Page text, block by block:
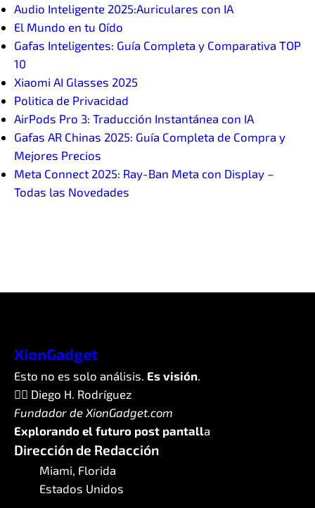
Audio Inteligente 2025:Auriculares con IA
El Mundo en tu Oído
Gafas Inteligentes: Guía Completa y Comparativa TOP
10
Xiaomi AI Glasses 2025
Politica de Privacidad
AirPods Pro 3: Traducción Instantánea con IA
Gafas AR Chinas 2025: Guía Completa de Compra y
Mejores Precios
Meta Connect 2025: Ray-Ban Meta con Display –
Todas las Novedades
XionGadget
Esto no es solo análisis. Es visión.
✍🏼 Diego H. Rodríguez
Fundador de XionGadget.com
Explorando el futuro post pantalla
Dirección de Redacción
Miami, Florida
Estados Unidos